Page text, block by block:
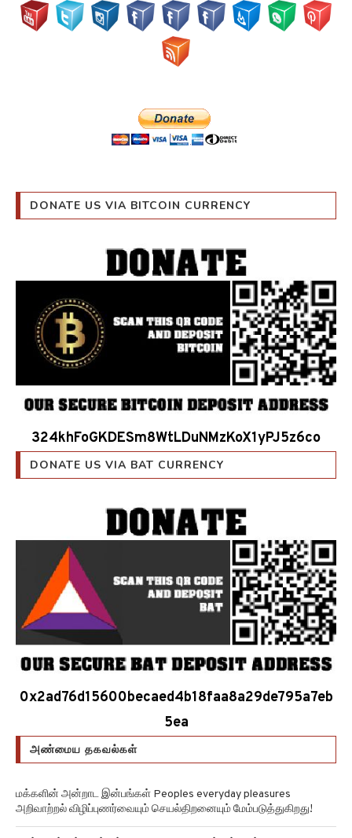
DONATE US VIA BITCOIN CURRENCY
324khFoGKDESm8WtLDuNMzKoX1yPJ5z6co
DONATE US VIA BAT CURRENCY
0x2ad76d15600becaed4b18faa8a29de795a7eb
5ea
அண்மைய தகவல்கள்
மக்களின் அன்றாட இன்பங்கள் Peoples everyday pleasures
அறிவாற்றல் விழிப்புணர்வையும் செயல்திறனையும் மேம்படுத்துகிறது!